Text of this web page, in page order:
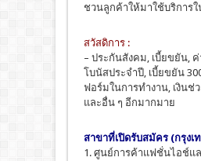
ชวนลูกค้าให้มาใช้บริการใ
สวัสดิการ :
– ประกันสังคม, เบี้ยขยัน,
โบนัสประจำปี, เบี้ยขยัน
ฟอร์มในการทำงาน, เงินช่
และอื่น ๆ อีกมากมาย
สาขาที่เปิดรับสมัคร (กรุง
1. ศูนย์การค้าแฟชั่นไอช์แ